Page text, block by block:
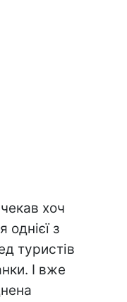
хоч
однієї з
туристів
І вже